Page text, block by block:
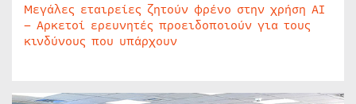
Μεγάλες εταιρείες ζητούν φρένο στην χρήση AI
– Αρκετοί ερευνητές προειδοποιούν για τους
κινδύνους που υπάρχουν